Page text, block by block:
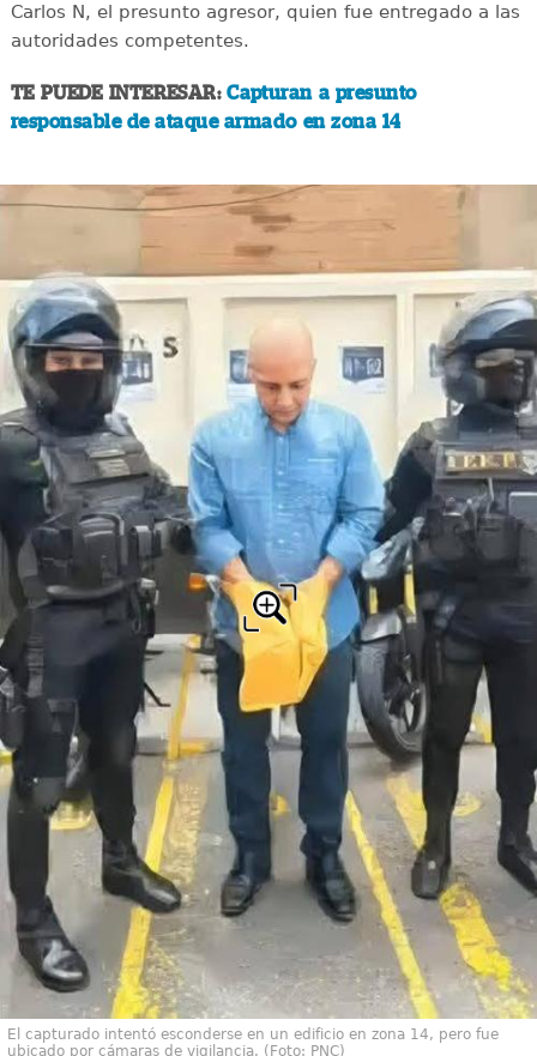
Carlos N, el presunto agresor, quien fue entregado a las
autoridades competentes.
TE PUEDE INTERESAR:Capturan a presunto
responsable de ataque armado en zona 14
El capturado intentó esconderse en un edificio en zona 14, pero fue
ubicado por cámaras de vigilancia. (Foto: PNC)